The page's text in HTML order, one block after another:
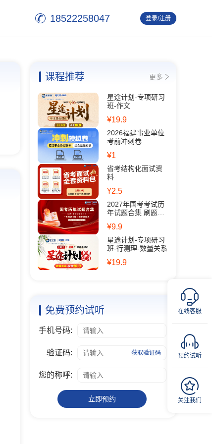
18522258047
登录/注册
课程推荐 更多
星途计划-专项研习
班-作文
¥19.9
2026福建事业单位
考前冲刺卷
¥1
省考结构化面试资
料
¥2.5
2027年国考考试历
年试题合集 刷题必
¥9.9
星途计划-专项研习
班-行测理-数量关系
¥19.9
免费预约试听
手机号码:
验证码: 获取验证码
您的称呼:
立即预约
在线客服
预约试听
关注我们